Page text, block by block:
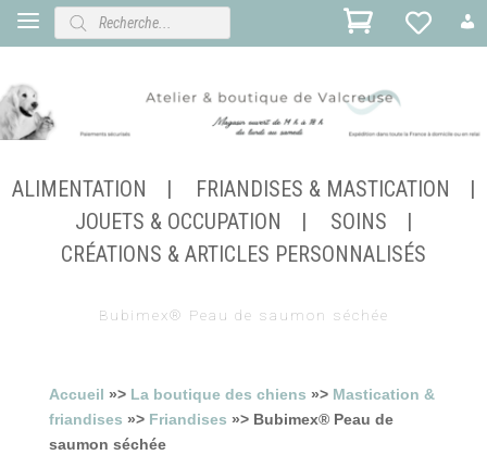
Recherche
produits
ALIMENTATION
FRIANDISES & MASTICATION
JOUETS & OCCUPATION
SOINS
CRÉATIONS & ARTICLES PERSONNALISÉS
Bubimex® Peau de saumon séchée
Accueil »> La boutique des chiens »> Mastication &
friandises »> Friandises »> Bubimex® Peau de
saumon séchée